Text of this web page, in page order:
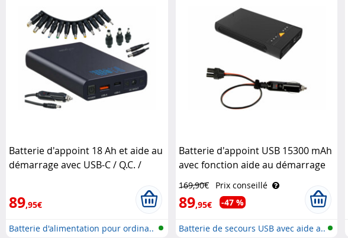
Batterie d'appoint 18 Ah et aide au
démarrage avec USB-C / Q.C. /
89,95€
Batterie d'alimentation pour ordina..
Batterie d'appoint USB 15300 mAh
avec fonction aide au démarrage
et lumière LED Revolt
169,90€ Prix conseillé
89,95€ -47 %
Batterie de secours USB avec aide a..